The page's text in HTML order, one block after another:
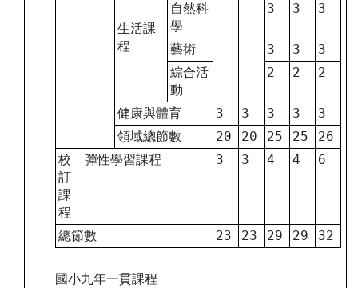
生活課
程
自然科
學
3 3 3
藝術 3 3
3
綜合活
動
2 2 2
健康與體育 3 3 3 3
3
領域總節數
20 20 25 25
26
校
訂
課
程
彈性學習課程 3 3 4 4 6
總節數 23 23 29 29 32
國小九年一貫課程